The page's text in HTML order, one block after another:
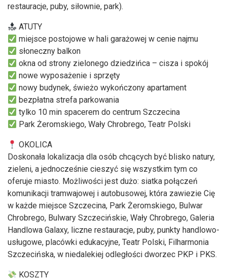
restauracje, puby, siłownie, park).
ATUTY
miejsce postojowe w hali garażowej w cenie najmu
słoneczny balkon
okna od strony zielonego dziedzińca – cisza i spokój
nowe wyposażenie i sprzęty
nowy budynek, świeżo wykończony apartament
bezpłatna strefa parkowania
tylko 10 min spacerem do centrum Szczecina
Park Żeromskiego, Wały Chrobrego, Teatr Polski
OKOLICA
Doskonała lokalizacja dla osób chcących być blisko natury,
zieleni, a jednocześnie cieszyć się wszystkim tym co
oferuje miasto. Możliwości jest dużo: siatka połączeń
komunikacji tramwajowej i autobusowej, która zawiezie Cię
w każde miejsce Szczecina, Park Żeromskiego, Bulwar
Chrobrego, Bulwary Szczecińskie, Wały Chrobrego, Galeria
Handlowa Galaxy, liczne restauracje, puby, punkty handlowo-
usługowe, placówki edukacyjne, Teatr Polski, Filharmonia
Szczecińska, w niedalekiej odległości dworzec PKP i PKS.
KOSZTY